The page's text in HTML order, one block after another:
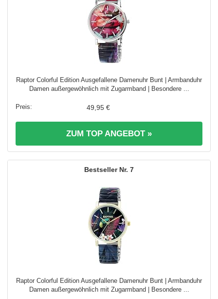
Raptor Colorful Edition Ausgefallene Damenuhr Bunt | Armbanduhr
Damen außergewöhnlich mit Zugarmband | Besondere ...
49,95 €
ZUM TOP ANGEBOT »
7
Raptor Colorful Edition Ausgefallene Damenuhr Bunt | Armbanduhr
Damen außergewöhnlich mit Zugarmband | Besondere ...